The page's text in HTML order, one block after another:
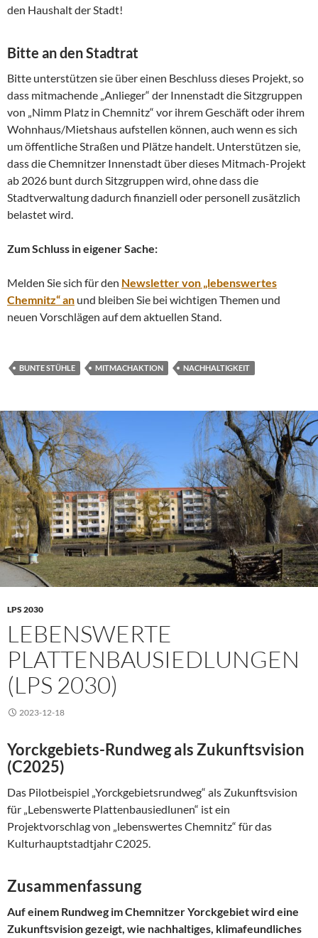
den Haushalt der Stadt!
Bitte an den Stadtrat
Bitte unterstützen sie über einen Beschluss dieses Projekt, so
dass mitmachende „Anlieger“ der Innenstadt die Sitzgruppen
von „Nimm Platz in Chemnitz“ vor ihrem Geschäft oder ihrem
Wohnhaus/Mietshaus aufstellen können, auch wenn es sich
um öffentliche Straßen und Plätze handelt. Unterstützen sie,
dass die Chemnitzer Innenstadt über dieses Mitmach-Projekt
ab 2026 bunt durch Sitzgruppen wird, ohne dass die
Stadtverwaltung dadurch finanziell oder personell zusätzlich
belastet wird.
Zum Schluss in eigener Sache:
Melden Sie sich für den Newsletter von „lebenswertes
Chemnitz“ an und bleiben Sie bei wichtigen Themen und
neuen Vorschlägen auf dem aktuellen Stand.
BUNTE STÜHLE MITMACHAKTION NACHHALTIGKEIT
LPS 2030
LEBENSWERTE
PLATTENBAUSIEDLUNGEN
(LPS 2030)
2023-12-18
Yorckgebiets-Rundweg als Zukunftsvision
(C2025)
Das Pilotbeispiel „Yorckgebietsrundweg“ als Zukunftsvision
für „Lebenswerte Plattenbausiedlunen“ ist ein
Projektvorschlag von „lebenswertes Chemnitz“ für das
Kulturhauptstadtjahr C2025.
Zusammenfassung
Auf einem Rundweg im Chemnitzer Yorckgebiet wird eine
Zukunftsvision gezeigt, wie nachhaltiges, klimafeundliches